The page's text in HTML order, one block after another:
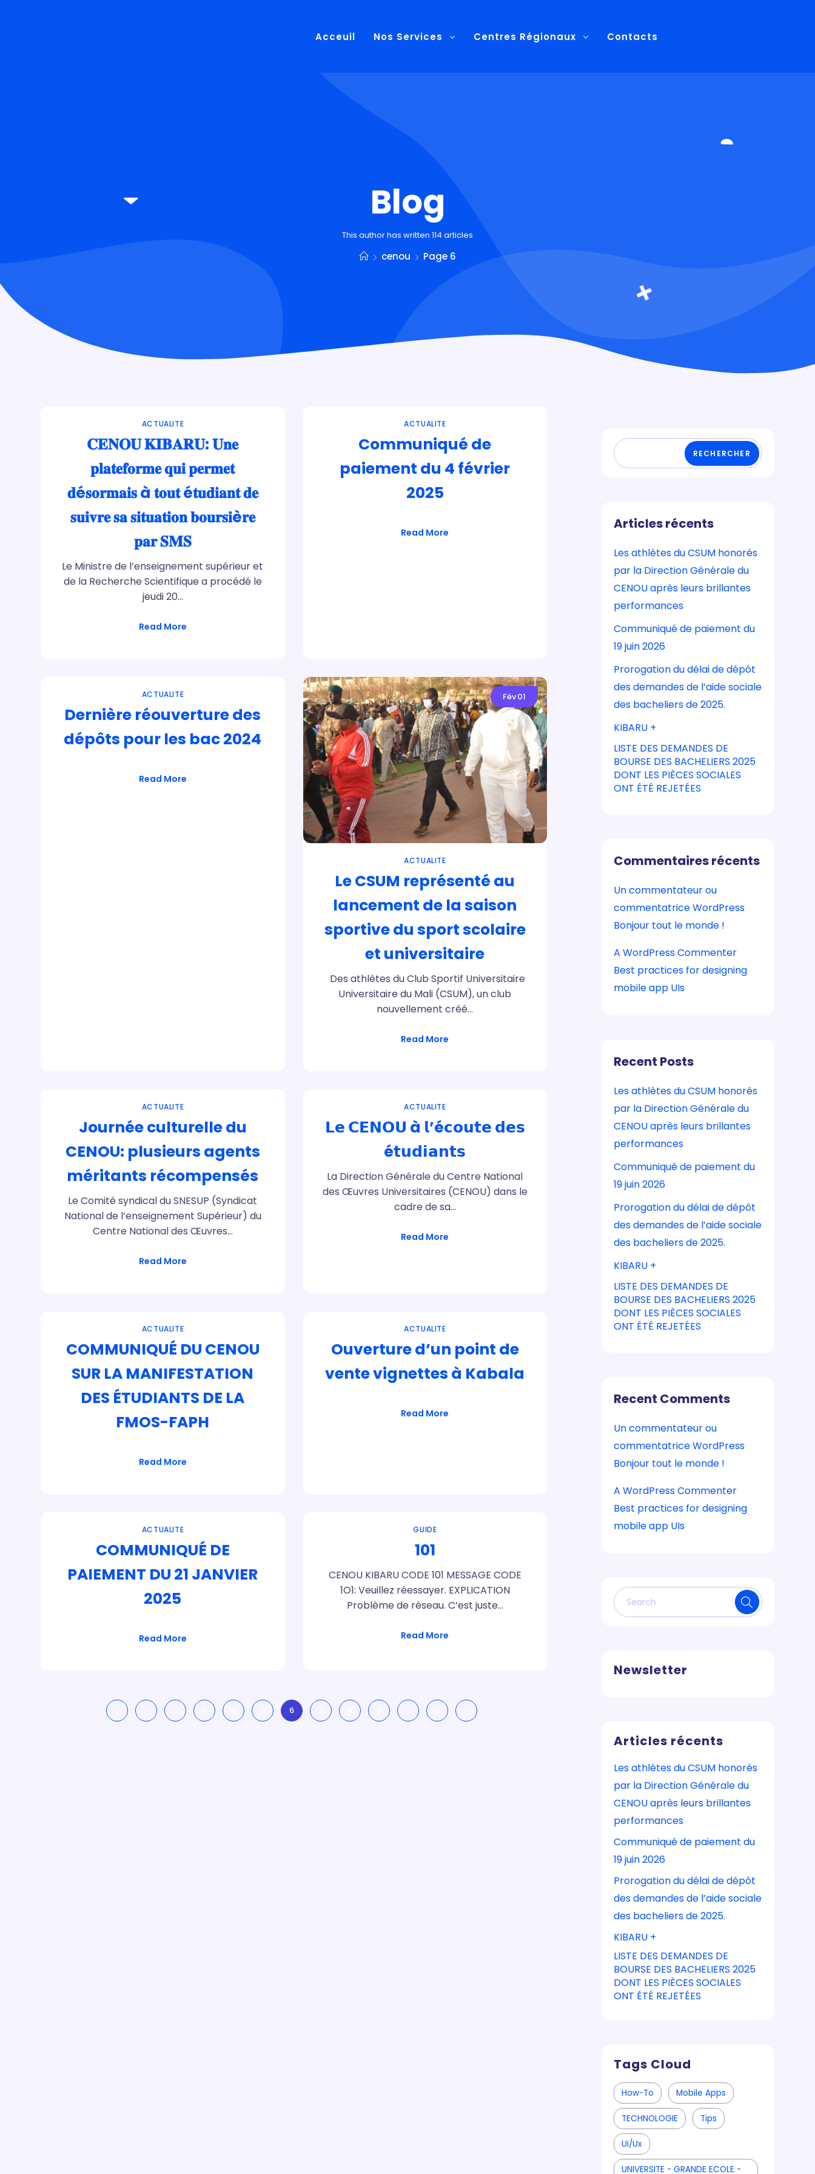
Acceuil Nos Services Centres Régionaux Contacts
Blog
This author has written 114 articles
cenou Page 6
ACTUALITE
𝐂𝐄𝐍𝐎𝐔 𝐊𝐈𝐁𝐀𝐑𝐔: 𝐔𝐧𝐞
𝐩𝐥𝐚𝐭𝐞𝐟𝐨𝐫𝐦𝐞 𝐪𝐮𝐢 𝐩𝐞𝐫𝐦𝐞𝐭
𝐝é𝐬𝐨𝐫𝐦𝐚𝐢𝐬 à 𝐭𝐨𝐮𝐭 é𝐭𝐮𝐝𝐢𝐚𝐧𝐭 𝐝𝐞
𝐬𝐮𝐢𝐯𝐫𝐞 𝐬𝐚 𝐬𝐢𝐭𝐮𝐚𝐭𝐢𝐨𝐧 𝐛𝐨𝐮𝐫𝐬𝐢è𝐫𝐞
𝐩𝐚𝐫 𝐒𝐌𝐒
Le Ministre de l’enseignement supérieur et
de la Recherche Scientifique a procédé le
jeudi 20…
Read More
ACTUALITE
Communiqué de
paiement du 4 février
2025
Read More
ACTUALITE
Dernière réouverture des
dépôts pour les bac 2024
Read More
Fév01
ACTUALITE
Le CSUM représenté au
lancement de la saison
sportive du sport scolaire
et universitaire
Des athlètes du Club Sportif Universitaire
Universitaire du Mali (CSUM), un club
nouvellement créé…
Read More
ACTUALITE
Journée culturelle du
CENOU: plusieurs agents
méritants récompensés
Le Comité syndical du SNESUP (Syndicat
National de l’enseignement Supérieur) du
Centre National des Œuvres…
Read More
ACTUALITE
𝗟𝗲 𝗖𝗘𝗡𝗢𝗨 à 𝗹’é𝗰𝗼𝘂𝘁𝗲 𝗱𝗲𝘀
é𝘁𝘂𝗱𝗶𝗮𝗻𝘁𝘀
La Direction Générale du Centre National
des Œuvres Universitaires (CENOU) dans le
cadre de sa…
Read More
ACTUALITE
COMMUNIQUÉ DU CENOU
SUR LA MANIFESTATION
DES ÉTUDIANTS DE LA
FMOS-FAPH
Read More
ACTUALITE
Ouverture d’un point de
vente vignettes à Kabala
Read More
ACTUALITE
COMMUNIQUÉ DE
PAIEMENT DU 21 JANVIER
2025
Read More
GUIDE
101
CENOU KIBARU CODE 101 MESSAGE CODE
1O1: Veuillez réessayer. EXPLICATION
Problème de réseau. C’est juste…
Read More
6
RECHERCHER
Articles récents
Les athlètes du CSUM honorés
par la Direction Générale du
CENOU après leurs brillantes
performances
Communiqué de paiement du
19 juin 2026
Prorogation du délai de dépôt
des demandes de l’aide sociale
des bacheliers de 2025.
KIBARU +
LISTE DES DEMANDES DE
BOURSE DES BACHELIERS 2025
DONT LES PIÈCES SOCIALES
ONT ÉTÉ REJETÉES
Commentaires récents
Un commentateur ou
commentatrice WordPress
Bonjour tout le monde !
A WordPress Commenter
Best practices for designing
mobile app UIs
Recent Posts
Les athlètes du CSUM honorés
par la Direction Générale du
CENOU après leurs brillantes
performances
Communiqué de paiement du
19 juin 2026
Prorogation du délai de dépôt
des demandes de l’aide sociale
des bacheliers de 2025.
KIBARU +
LISTE DES DEMANDES DE
BOURSE DES BACHELIERS 2025
DONT LES PIÈCES SOCIALES
ONT ÉTÉ REJETÉES
Recent Comments
Un commentateur ou
commentatrice WordPress
Bonjour tout le monde !
A WordPress Commenter
Best practices for designing
mobile app UIs
Newsletter
Articles récents
Les athlètes du CSUM honorés
par la Direction Générale du
CENOU après leurs brillantes
performances
Communiqué de paiement du
19 juin 2026
Prorogation du délai de dépôt
des demandes de l’aide sociale
des bacheliers de 2025.
KIBARU +
LISTE DES DEMANDES DE
BOURSE DES BACHELIERS 2025
DONT LES PIÈCES SOCIALES
ONT ÉTÉ REJETÉES
Tags Cloud
How-To Mobile Apps
TECHNOLOGIE Tips
Ui/ux
UNIVERSITE - GRANDE ECOLE -